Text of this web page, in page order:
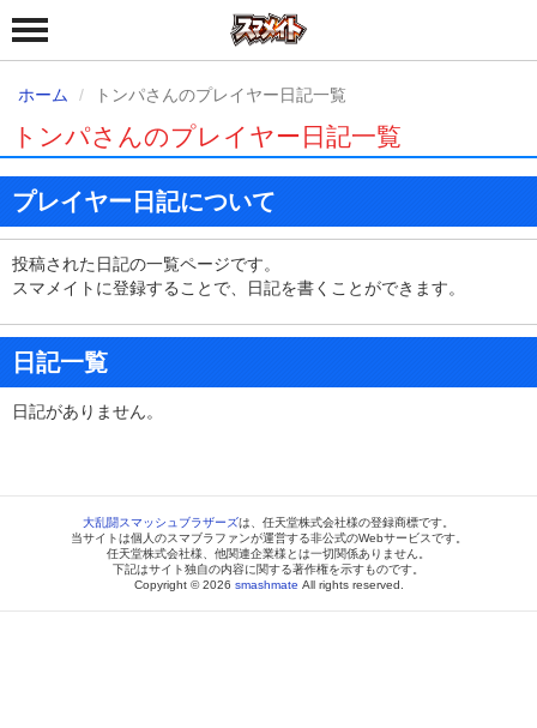
ホーム トンパさんのプレイヤー日記一覧
トンパさんのプレイヤー日記一覧
プレイヤー日記について
投稿された日記の一覧ページです。
スマメイトに登録することで、日記を書くことができます。
日記一覧
日記がありません。
大乱闘スマッシュブラザーズは、任天堂株式会社様の登録商標です。
当サイトは個人のスマブラファンが運営する非公式のWebサービスです。
任天堂株式会社様、他関連企業様とは一切関係ありません。
下記はサイト独自の内容に関する著作権を示すものです。
Copyright © 2026 smashmate All rights reserved.